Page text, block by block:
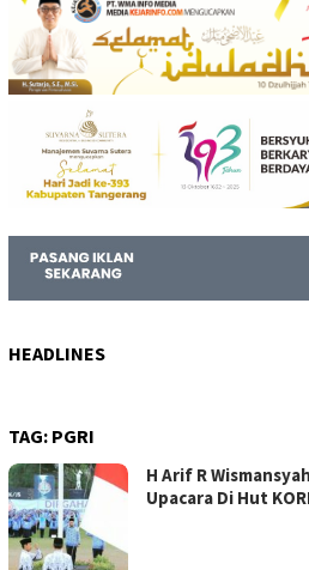
HEADLINES
TAG: PGRI
H Arif R
Upacara Di Hut